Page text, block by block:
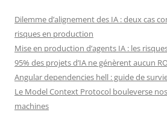
Dilemme d’alignement des IA : deux cas
risques en production
Mise en production d’agents IA : les
95% des projets d’IA ne génèrent aucun
Angular dependencies hell : guide de
Le Model Context Protocol bouleverse
machines